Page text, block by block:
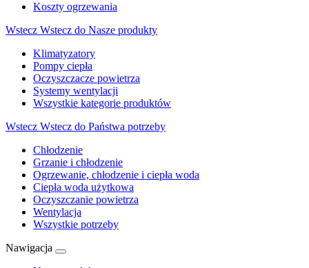
Koszty ogrzewania
Wstecz Wstecz do Nasze produkty
Klimatyzatory
Pompy ciepła
Oczyszczacze powietrza
Systemy wentylacji
Wszystkie kategorie produktów
Wstecz Wstecz do Państwa potrzeby
Chłodzenie
Grzanie i chłodzenie
Ogrzewanie, chłodzenie i ciepła woda
Ciepła woda użytkowa
Oczyszczanie powietrza
Wentylacja
Wszystkie potrzeby
Nawigacja